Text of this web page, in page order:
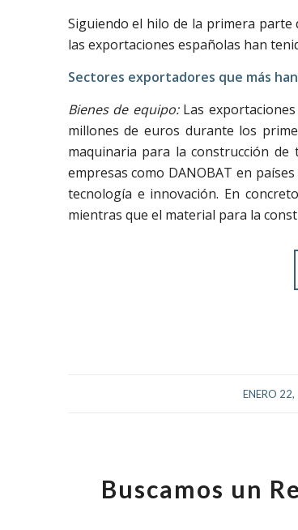
Siguiendo el hilo de la primera
las exportaciones españolas han
Sectores exportadores que más
Bienes de equipo: Las
millones de euros durante los
maquinaria para la construcción
empresas como DANOBAT en
tecnología e innovación. En
mientras que el material para la
ENERO/
Buscamos un